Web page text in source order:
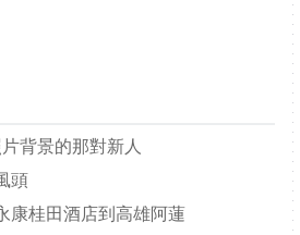
背景的那對新人
頭
康桂田酒店到高雄阿蓮